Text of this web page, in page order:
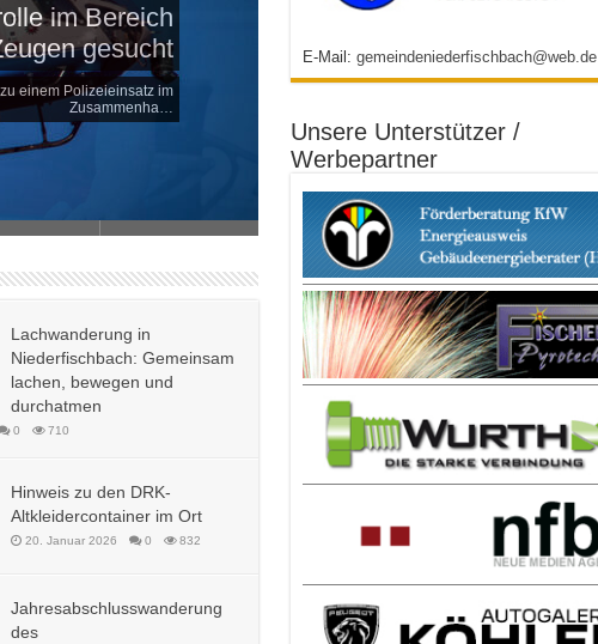
für
zu mehr Gesundheit,
Beweglichkeit und L…
Lachwanderung in
Niederfischbach: Gemeinsam
lachen, bewegen und
durchatmen
0 710
Hinweis zu den DRK-
Altkleidercontainer im Ort
20. Januar 2026 0 832
Jahresabschlusswanderung
des
E-Mail: gemeindeniederfischbach@web.de
Unsere Unterstützer /
Werbepartner